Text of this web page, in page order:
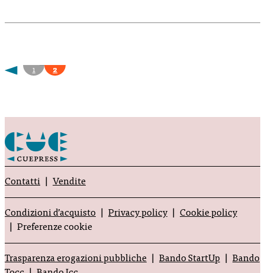
1 2
Contatti Vendite
Condizioni d’acquisto Privacy policy
Cookie policy
Preferenze cookie
Trasparenza erogazioni pubbliche Bando StartUp
Bando